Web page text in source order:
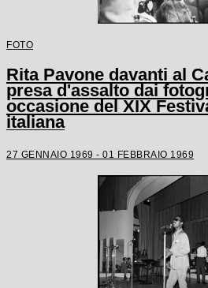
FOTO
Rita Pavone davanti al
presa d'assalto dai
occasione del XIX
italiana
27 GENNAIO 1969 - 01 FEBBRAIO 1969